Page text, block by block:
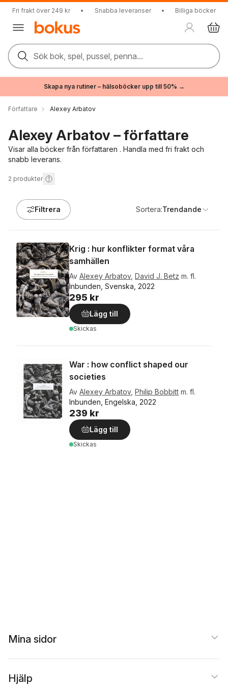
Fri frakt över 249 kr • Snabba leveranser • Billiga böcker
Sök bok, spel, pussel, penna...
Skapa nya rutiner – hälsoböcker upp till 50% →
Författare Alexey Arbatov
Alexey Arbatov – författare
Visar alla böcker från författaren . Handla med fri frakt och
snabb leverans.
2 produkter
Filtrera Sortera:Trendande
Krig : hur konflikter format våra
samhällen
Av Alexey Arbatov, David J. Betz m. fl.
Inbunden, Svenska, 2022
295 kr
Lägg till
Skickas
War : how conflict shaped our
societies
Av Alexey Arbatov, Philip Bobbitt m. fl.
Inbunden, Engelska, 2022
239 kr
Lägg till
Skickas
Mina sidor
Hjälp